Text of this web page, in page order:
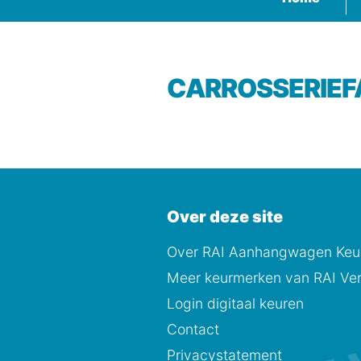
Over deze site
Over RAI Aanhangwagen
Meer keurmerken van RAI
Login digitaal keuren
Contact
Privacystatement